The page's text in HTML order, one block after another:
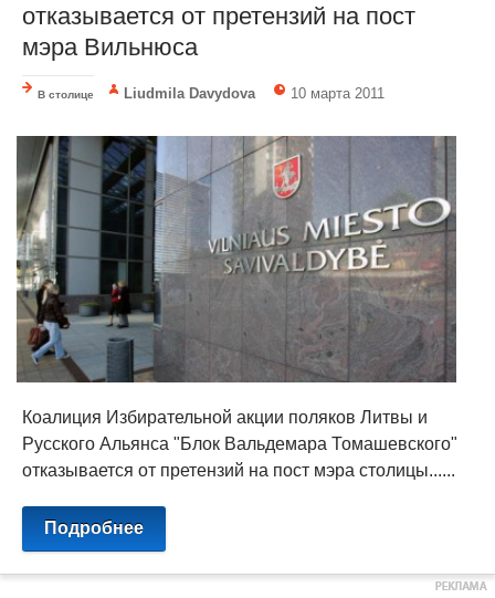
отказывается от претензий на пост
мэра Вильнюса
В столице Liudmila Davydova 10 марта 2011
Коалиция Избирательной акции поляков Литвы и
Русского Альянса "Блок Вальдемара Томашевского"
отказывается от претензий на пост мэра столицы......
Подробнее